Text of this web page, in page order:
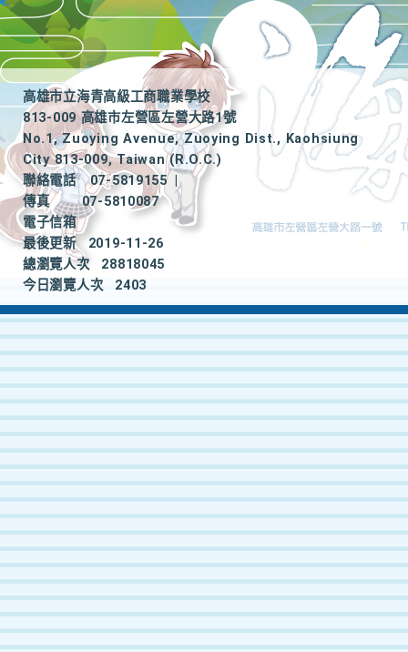
高雄市立海青高級工商職業學校
813-009 高雄市左營區左營大路1號
No.1, Zuoying Avenue, Zuoying Dist., Kaohsiung
City 813-009, Taiwan (R.O.C.)
聯絡電話
07-5819155
|
傳真
07-5810087
電子信箱
最後更新
2019-11-26
總瀏覽人次
28818045
今日瀏覽人次
2403